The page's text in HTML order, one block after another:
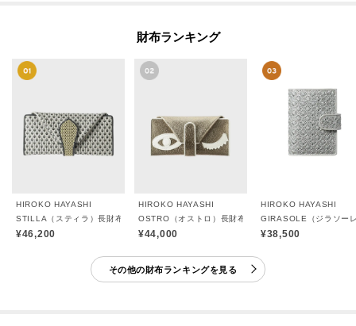
財布ランキング
HIROKO HAYASHI
STILLA（スティラ）長財布
¥46,200
HIROKO HAYASHI
OSTRO（オストロ）長財布ミニ
¥44,000
HIROKO HAYASHI
GIRASOLE（ジラソー
¥38,500
その他の財布ランキングを見る